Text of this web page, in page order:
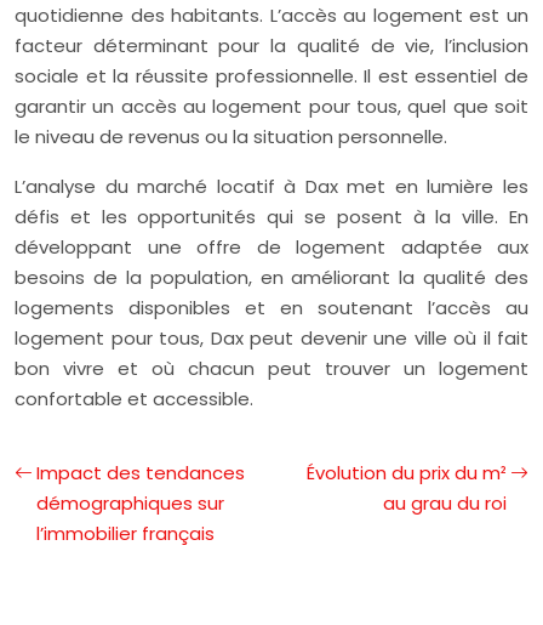
quotidienne des habitants. L’accès au logement est un
facteur déterminant pour la qualité de vie, l’inclusion
sociale et la réussite professionnelle. Il est essentiel de
garantir un accès au logement pour tous, quel que soit
le niveau de revenus ou la situation personnelle.
L’analyse du marché locatif à Dax met en lumière les
défis et les opportunités qui se posent à la ville. En
développant une offre de logement adaptée aux
besoins de la population, en améliorant la qualité des
logements disponibles et en soutenant l’accès au
logement pour tous, Dax peut devenir une ville où il fait
bon vivre et où chacun peut trouver un logement
confortable et accessible.
Impact des tendances
démographiques sur
l’immobilier français
Évolution du prix du m²
au grau du roi